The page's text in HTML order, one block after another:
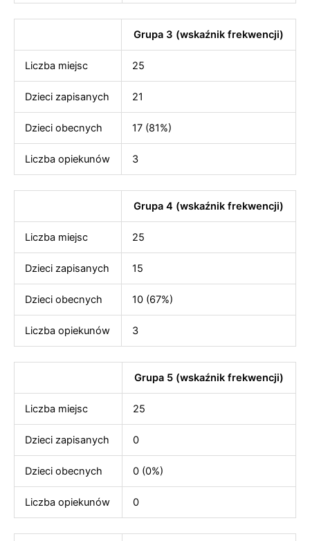
Grupa 3 (wskaźnik frekwencji)
Liczba miejsc 25
Dzieci zapisanych 21
Dzieci obecnych 17 (81%)
Liczba opiekunów 3
Grupa 4 (wskaźnik frekwencji)
Liczba miejsc 25
Dzieci zapisanych 15
Dzieci obecnych 10 (67%)
Liczba opiekunów 3
Grupa 5 (wskaźnik frekwencji)
Liczba miejsc 25
Dzieci zapisanych 0
Dzieci obecnych 0 (0%)
Liczba opiekunów 0